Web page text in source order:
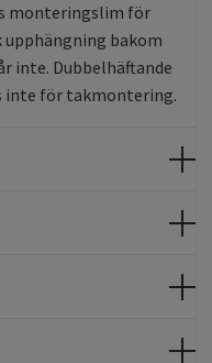
monteringslim för
bakom
inte. Dubbelhäftande
inte för takmontering.